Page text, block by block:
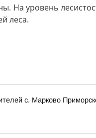
уровень
леса.
с. Марково